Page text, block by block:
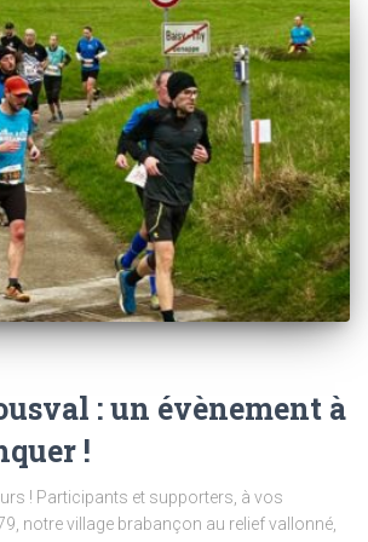
: un évènement à
!
! Participants et supporters, à vos
notre village brabançon au relief vallonné,